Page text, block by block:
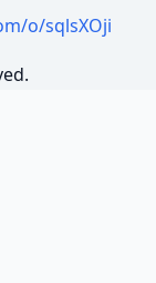
o/sqlsXOji